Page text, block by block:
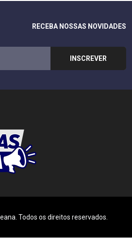
RECEBA NOSSAS NOVIDADES
Todos os direitos reservados.